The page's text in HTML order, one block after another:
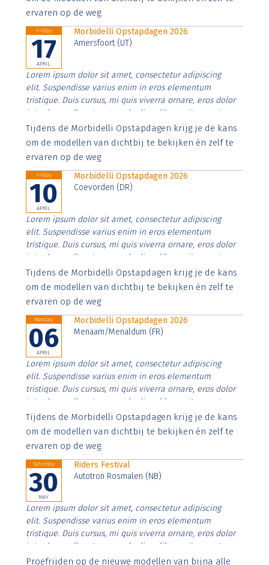
ervaren op de weg.
Friday
17
APRIL
Morbidelli Opstapdagen 2026
Amersfoort (UT)
Lorem ipsum dolor sit amet, consectetur adipiscing
elit. Suspendisse varius enim in eros elementum
tristique. Duis cursus, mi quis viverra ornare, eros dolor
interdum nulla, ut commodo diam libero vitae erat.
Aenean faucibus nibh et justo cursus id rutrum lorem
imperdiet. Nunc ut sem vitae risus tristique posuere.
Tijdens de Morbidelli Opstapdagen krijg je de kans
om de modellen van dichtbij te bekijken én zelf te
ervaren op de weg
Friday
10
APRIL
Morbidelli Opstapdagen 2026
Coevorden (DR)
Lorem ipsum dolor sit amet, consectetur adipiscing
elit. Suspendisse varius enim in eros elementum
tristique. Duis cursus, mi quis viverra ornare, eros dolor
interdum nulla, ut commodo diam libero vitae erat.
Aenean faucibus nibh et justo cursus id rutrum lorem
imperdiet. Nunc ut sem vitae risus tristique posuere.
Tijdens de Morbidelli Opstapdagen krijg je de kans
om de modellen van dichtbij te bekijken én zelf te
ervaren op de weg
Monday
06
APRIL
Morbidelli Opstapdagen 2026
Menaam/Menaldum (FR)
Lorem ipsum dolor sit amet, consectetur adipiscing
elit. Suspendisse varius enim in eros elementum
tristique. Duis cursus, mi quis viverra ornare, eros dolor
interdum nulla, ut commodo diam libero vitae erat.
Aenean faucibus nibh et justo cursus id rutrum lorem
imperdiet. Nunc ut sem vitae risus tristique posuere.
Tijdens de Morbidelli Opstapdagen krijg je de kans
om de modellen van dichtbij te bekijken én zelf te
ervaren op de weg.
Saturday
30
MAY
Riders Festival
Autotron Rosmalen (NB)
Lorem ipsum dolor sit amet, consectetur adipiscing
elit. Suspendisse varius enim in eros elementum
tristique. Duis cursus, mi quis viverra ornare, eros dolor
interdum nulla, ut commodo diam libero vitae erat.
Aenean faucibus nibh et justo cursus id rutrum lorem
Proefrijden op de nieuwe modellen van bijna alle